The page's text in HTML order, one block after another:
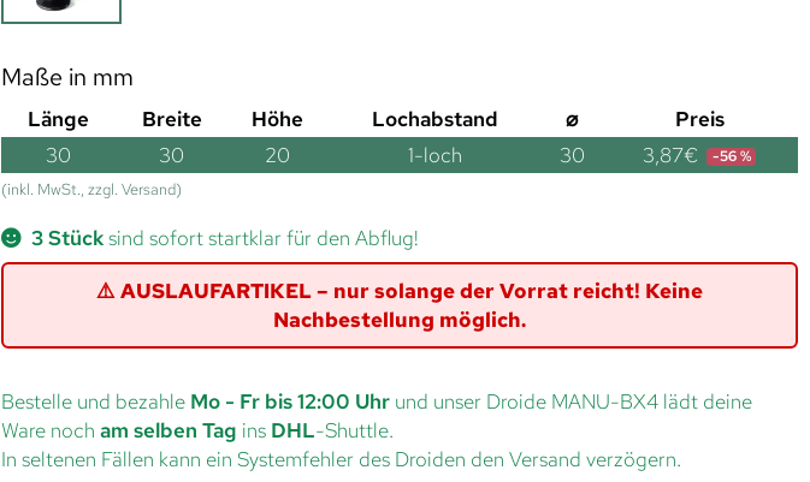
Maße in mm
Länge Breite Höhe Lochabstand ⌀
Preis
30
30 20 1-loch 30 3,87€ -56 %
(inkl. MwSt., zzgl. Versand)
3 Stücksind sofort startklar für den Abflug!
⚠️ AUSLAUFARTIKEL – nur solange der Vorrat reicht! Keine
Nachbestellung möglich.
Bestelle und bezahle Mo - Fr bis 12:00 Uhr und unser Droide MANU-BX4 lädt deine
Ware noch am selben Tag ins DHL-Shuttle.
In seltenen Fällen kann ein Systemfehler des Droiden den Versand verzögern.